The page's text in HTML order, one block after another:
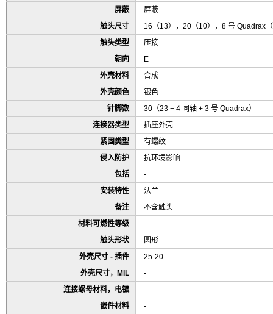
屏蔽
屏蔽
触头尺寸
16（13），20（10），8 号 Quadrax
触头类型
压接
朝向
E
外壳材料
合成
外壳颜色
银色
针脚数
30（23 + 4 同轴 + 3 号 Quadrax）
连接器类型
插座外壳
紧固类型
有螺纹
侵入防护
抗环境影响
包括
-
安装特性
法兰
备注
不含触头
材料可燃性等级
-
触头形状
圆形
外壳尺寸 - 插件
25-20
外壳尺寸，MIL
-
连接螺母材料，电镀
-
嵌件材料
-